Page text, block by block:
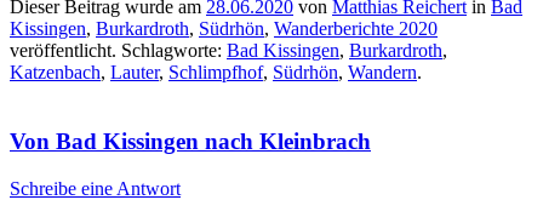
Dieser Beitrag wurde am 28.06.2020 von Matthias Reichert in Bad
Kissingen, Burkardroth, Südrhön, Wanderberichte 2020
veröffentlicht. Schlagworte: Bad Kissingen, Burkardroth,
Katzenbach, Lauter, Schlimpfhof, Südrhön, Wandern.
Von Bad Kissingen nach Kleinbrach
Schreibe eine Antwort